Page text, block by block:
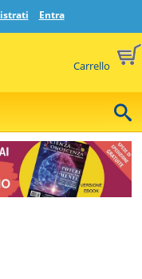
Entra
Carrello